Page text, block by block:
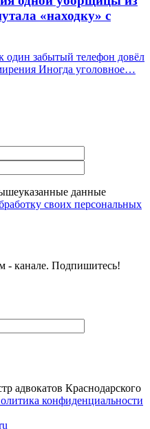
«находку» с
один забытый телефон довёл
Иногда уголовное…
данные
своих персональных
- канале. Подпишитесь!
адвокатов Краснодарского
конфиденциальности